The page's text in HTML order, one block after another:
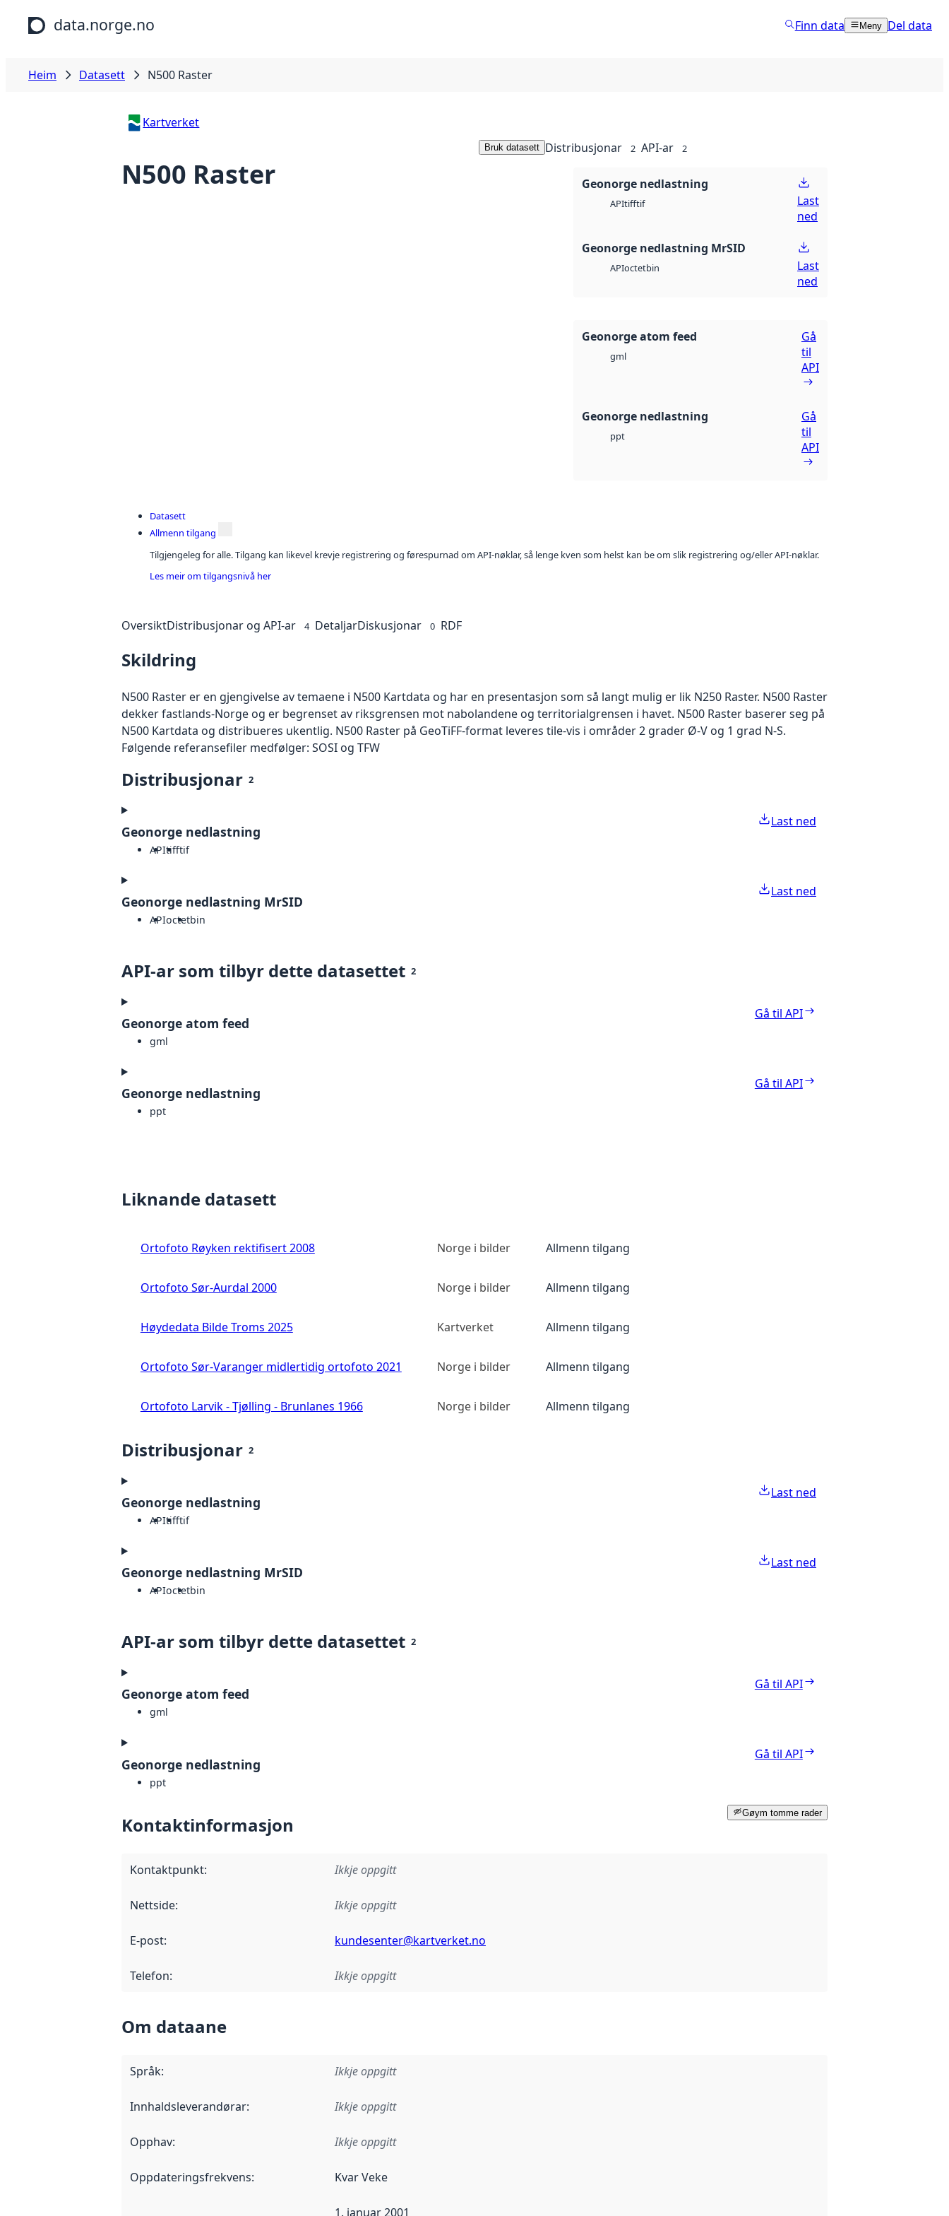
Hopp til hovudinnhald
data.norge.no Finn data Meny Del data
Heim Datasett N500 Raster
Kartverket
N500 Raster
Bruk datasett Distribusjonar 2 API-ar 2
Geonorge nedlastning
APItifftif
Last
ned
Geonorge nedlastning MrSID
APIoctetbin
Last
ned
Geonorge atom feed
gml
Gå
til
API
Geonorge nedlastning
ppt
Gå
til
API
Datasett
Allmenn tilgang
Tilgjengeleg for alle. Tilgang kan likevel krevje registrering og førespurnad om API-nøklar, så lenge kven som helst kan be om slik registrering og/eller API-nøklar.
Les meir om tilgangsnivå her
OversiktDistribusjonar og API-ar 4 DetaljarDiskusjonar 0 RDF
Skildring
N500 Raster er en gjengivelse av temaene i N500 Kartdata og har en presentasjon som så langt mulig er lik N250 Raster. N500 Raster
dekker fastlands-Norge og er begrenset av riksgrensen mot nabolandene og territorialgrensen i havet. N500 Raster baserer seg på
N500 Kartdata og distribueres ukentlig. N500 Raster på GeoTiFF-format leveres tile-vis i områder 2 grader Ø-V og 1 grad N-S.
Følgende referansefiler medfølger: SOSI og TFW
Distribusjonar 2
Geonorge nedlastning
APItifftif
Last ned
Geonorge nedlastning MrSID
APIoctetbin
Last ned
API-ar som tilbyr dette datasettet 2
Geonorge atom feed
gml
Gå til API
Geonorge nedlastning
ppt
Gå til API
Liknande datasett
Ortofoto Røyken rektifisert 2008 Norge i bilder Allmenn tilgang
Ortofoto Sør-Aurdal 2000 Norge i bilder Allmenn tilgang
Høydedata Bilde Troms 2025 Kartverket Allmenn tilgang
Ortofoto Sør-Varanger midlertidig ortofoto 2021 Norge i bilder Allmenn tilgang
Ortofoto Larvik - Tjølling - Brunlanes 1966 Norge i bilder Allmenn tilgang
Distribusjonar 2
Geonorge nedlastning
APItifftif
Last ned
Geonorge nedlastning MrSID
APIoctetbin
Last ned
API-ar som tilbyr dette datasettet 2
Geonorge atom feed
gml
Gå til API
Geonorge nedlastning
ppt
Gå til API
Gøym tomme rader
Kontaktinformasjon
Kontaktpunkt: Ikkje oppgitt
Nettside: Ikkje oppgitt
E-post: kundesenter@kartverket.no
Telefon: Ikkje oppgitt
Om dataane
Språk: Ikkje oppgitt
Innhaldsleverandørar: Ikkje oppgitt
Opphav: Ikkje oppgitt
Oppdateringsfrekvens: Kvar Veke
1. januar 2001